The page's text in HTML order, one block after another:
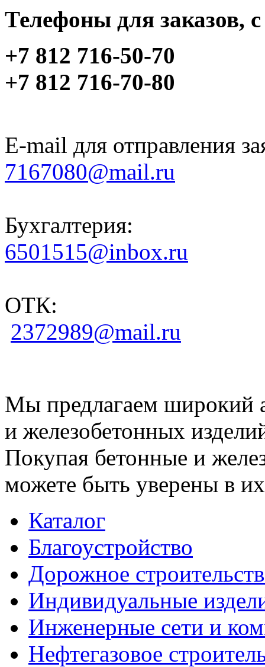
Телефоны для заказов,
+7 812 716-50-70
+7 812 716-70-80
E-mail для отправления
7167080@mail.ru
Бухгалтерия:
6501515@inbox.ru
ОТК:
2372989@mail.ru
Мы предлагаем широкий
и железобетонных
Покупая бетонные и
можете быть уверены в их
Каталог
Благоустройство
Дорожное
Индивидуальные
Инженерные сети и
Нефтегазовое